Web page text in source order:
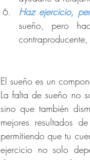
Haz ejercicio,
sueño, pero
El sueño es un
La falta de sueño no
sino que también
mejores resultados
permitiendo que tu
ejercicio no solo